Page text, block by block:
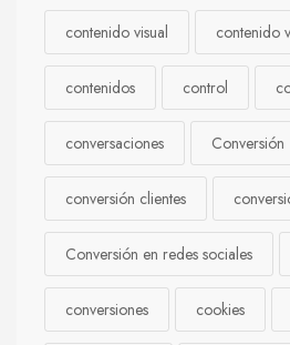
contenido visual contenido
contenidos control
conversaciones Conversión
conversión clientes
Conversión en redes sociales
conversiones cookies